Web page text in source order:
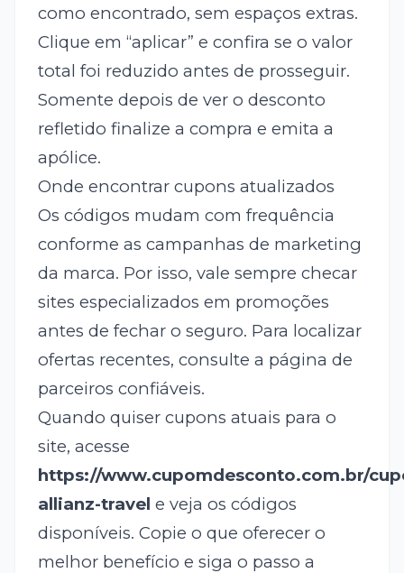
como encontrado, sem espaços extras.
Clique em “aplicar” e confira se o valor
total foi reduzido antes de prosseguir.
Somente depois de ver o desconto
refletido finalize a compra e emita a
apólice.
Onde encontrar cupons atualizados
Os códigos mudam com frequência
conforme as campanhas de marketing
da marca. Por isso, vale sempre checar
sites especializados em promoções
antes de fechar o seguro. Para localizar
ofertas recentes, consulte a página de
parceiros confiáveis.
Quando quiser cupons atuais para o
site, acesse
https://www.cupomdesconto.com.br/
allianz-travel e veja os códigos
disponíveis. Copie o que oferecer o
melhor benefício e siga o passo a